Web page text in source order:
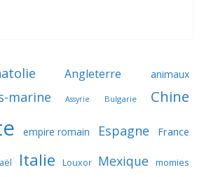
Angleterre animaux
marine Assyrie Bulgarie Chine
empire romain Espagne France
Italie Louxor Mexique momies